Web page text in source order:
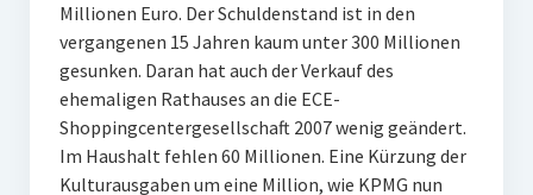
Millionen Euro. Der Schuldenstand ist in den
vergangenen 15 Jahren kaum unter 300 Millionen
gesunken. Daran hat auch der Verkauf des
ehemaligen Rathauses an die ECE-
Shoppingcentergesellschaft 2007 wenig geändert.
Im Haushalt fehlen 60 Millionen. Eine Kürzung der
Kulturausgaben um eine Million, wie KPMG nun